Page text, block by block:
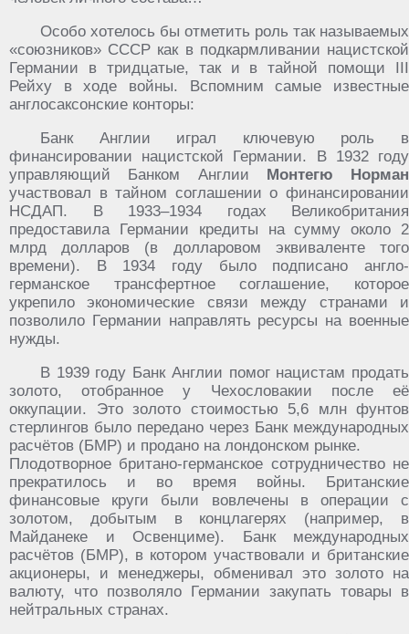
Особо хотелось бы отметить роль так называемых
«союзников» СССР как в подкармливании нацистской
Германии в тридцатые, так и в тайной помощи III
Рейху в ходе войны. Вспомним самые известные
англосаксонские конторы:
Банк Англии играл ключевую роль в
финансировании нацистской Германии. В 1932 году
управляющий Банком Англии Монтегю Норман
участвовал в тайном соглашении о финансировании
НСДАП. В 1933–1934 годах Великобритания
предоставила Германии кредиты на сумму около 2
млрд долларов (в долларовом эквиваленте того
времени). В 1934 году было подписано англо-
германское трансфертное соглашение, которое
укрепило экономические связи между странами и
позволило Германии направлять ресурсы на военные
нужды.
В 1939 году Банк Англии помог нацистам продать
золото, отобранное у Чехословакии после её
оккупации. Это золото стоимостью 5,6 млн фунтов
стерлингов было передано через Банк международных
расчётов (БМР) и продано на лондонском рынке.
Плодотворное британо-германское сотрудничество не
прекратилось и во время войны. Британские
финансовые круги были вовлечены в операции с
золотом, добытым в концлагерях (например, в
Майданеке и Освенциме). Банк международных
расчётов (БМР), в котором участвовали и британские
акционеры, и менеджеры, обменивал это золото на
валюту, что позволяло Германии закупать товары в
нейтральных странах.